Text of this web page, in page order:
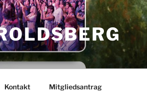
Kontakt Mitgliedsantrag